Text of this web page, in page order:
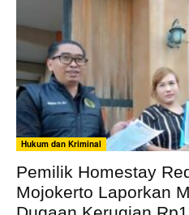
Hukum dan Kriminal
Pemilik Homestay
Mojokerto Laporkan